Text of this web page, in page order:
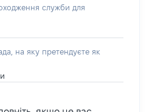
служби для
на яку претендуєте як